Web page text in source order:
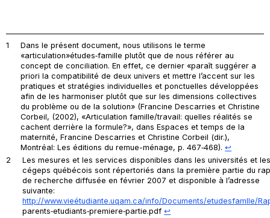
1
Dans le présent document, nous utilisons le terme
«articulation»études‐famille plutôt que de nous référer au
concept de conciliation. En effet, ce dernier «paraît suggérer a
priori la compatibilité de deux univers et mettre l’accent sur les
pratiques et stratégies individuelles et ponctuelles développées
afin de les harmoniser plutôt que sur les dimensions collectives
du problème ou de la solution» (Francine Descarries et Christine
Corbeil, (2002), «Articulation famille/travail: quelles réalités se
cachent derrière la formule?», dansEspaces et temps de la
maternité, Francine Descarries et Christine Corbeil (dir.),
Montréal: Les éditions du remue-ménage, p. 467‐468).↩︎
2
Les mesures et les services disponibles dans les universités et
cégeps québécois sont répertoriés dans la première partie du
de recherche diffusée en février 2007 et disponible à l’adresse
suivante:
http://www.vieétudiante.uqam.ca/info/Documents/etudesfamlle/
parents‐etudiants‐premiere‐partie.pdf↩︎